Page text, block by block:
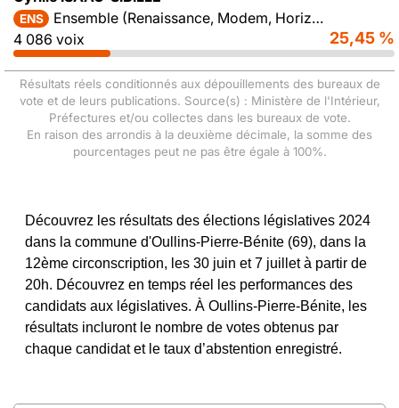
ENS
Ensemble (Renaissance, Modem, Horizons)
4 086 voix
25,45 %
Résultats réels conditionnés aux dépouillements des bureaux de
vote et de leurs publications. Source(s) : Ministère de l'Intérieur,
Préfectures et/ou collectes dans les bureaux de vote.
En raison des arrondis à la deuxième décimale, la somme des
pourcentages peut ne pas être égale à 100%.
Découvrez les résultats des élections législatives 2024
dans la commune d'Oullins-Pierre-Bénite (69), dans la
12ème circonscription, les 30 juin et 7 juillet à partir de
20h. Découvrez en temps réel les performances des
candidats aux législatives. À Oullins-Pierre-Bénite, les
résultats incluront le nombre de votes obtenus par
chaque candidat et le taux d’abstention enregistré.